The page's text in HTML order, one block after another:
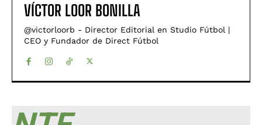
VÍCTOR LOOR BONILLA
@victorloorb - Director Editorial en Studio Fútbol |
CEO y Fundador de Direct Fútbol